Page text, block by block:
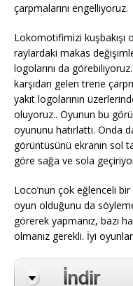
çarpmalarını engelliyoruz.
Lokomotifimizi kuşbakışı
raylardaki makas
logolarını da
karşıdan gelen trene
yakıt logolarının
oluyoruz.. Oyunun bu
oyununu hatırlattı. Onda
görüntüsünü ekranın sol
göre sağa ve sola
Loco’nun çok eğlenceli
oyun olduğunu da
görerek yapmanız, bazı
olmanız gerekli. İyi